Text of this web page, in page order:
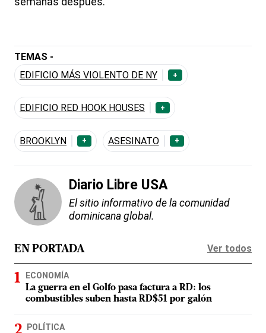
TEMAS -
EDIFICIO MÁS VIOLENTO DE NY
+
EDIFICIO RED HOOK HOUSES +
BROOKLYN + ASESINATO +
Diario Libre USA
El sitio informativo de la comunidad
dominicana global.
EN PORTADA Ver todos
ECONOMÍA
La guerra en el Golfo pasa factura a RD: los
combustibles suben hasta RD$51 por galón
POLÍTICA